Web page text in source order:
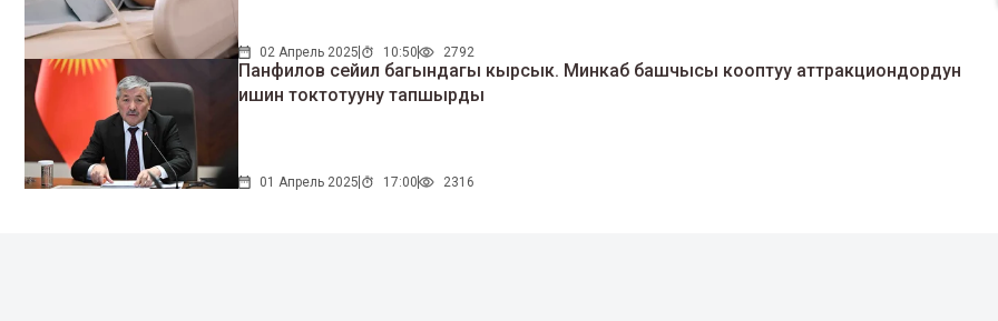
02 Апрель 2025 10:50 2792
Панфилов сейил багындагы кырсык. Минкаб башчысы кооптуу аттракциондордун
ишин токтотууну тапшырды
01 Апрель 2025 17:00 2316